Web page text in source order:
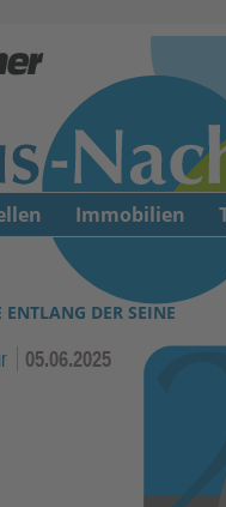
ENTLANG DER SEINE
05.06.2025
Immobilien